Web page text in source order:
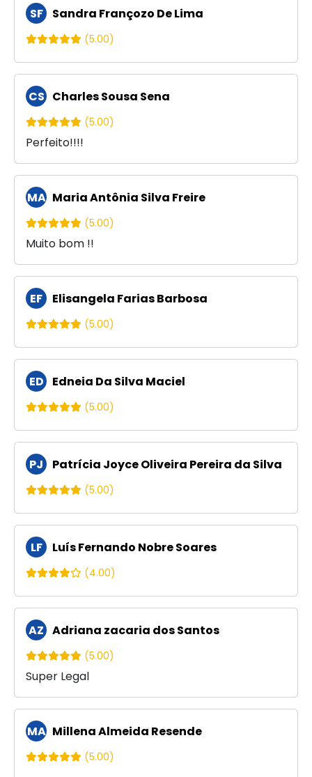
SF Sandra Françozo De Lima
(5.00)
CS Charles Sousa Sena
(5.00)
Perfeito!!!!
MA Maria Antônia Silva Freire
(5.00)
Muito bom !!
EF Elisangela Farias Barbosa
(5.00)
ED Edneia Da Silva Maciel
(5.00)
PJ Patrícia Joyce Oliveira Pereira da Silva
(5.00)
LF Luís Fernando Nobre Soares
(4.00)
AZ Adriana zacaria dos Santos
(5.00)
Super Legal
MA Millena Almeida Resende
(5.00)